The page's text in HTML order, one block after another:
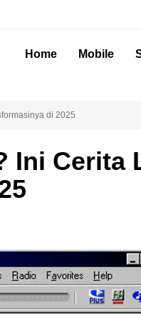
Home Mobile
di 2025
Ini Cerita